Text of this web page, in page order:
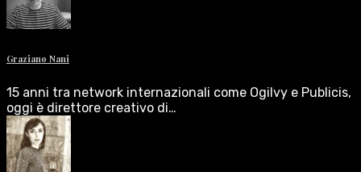
Graziano Nani
15 anni tra network internazionali come Ogilvy e Publicis,
oggi è direttore creativo di…